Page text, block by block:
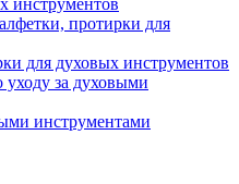
для духовых инструментов
инструментами